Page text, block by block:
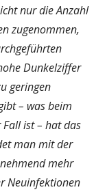
nur die Anzahl
zugenommen,
Dunkelziffer
geringen
– was beim
ist – hat das
man mit der
mehr
Neuinfektionen